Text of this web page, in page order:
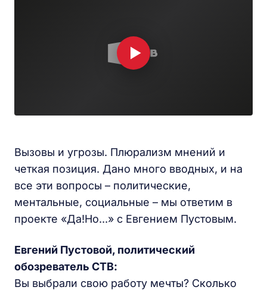
Вызовы и угрозы. Плюрализм мнений и
четкая позиция. Дано много вводных, и на
все эти вопросы – политические,
ментальные, социальные – мы ответим в
проекте «Да!Но...» с Евгением Пустовым.
Евгений Пустовой, политический
обозреватель СТВ:
Вы выбрали свою работу мечты? Сколько